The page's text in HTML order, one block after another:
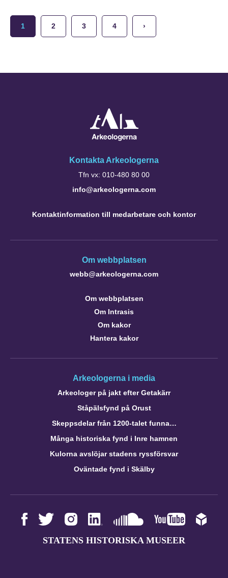
1 2 3 4 ›
Kontakta Arkeologerna
Tfn vx: 010-480 80 00
info@arkeologerna.com
Kontaktinformation till medarbetare och kontor
Om webbplatsen
webb@arkeologerna.com
Om webbplatsen
Om Intrasis
Om kakor
Hantera kakor
Arkeologerna i media
Arkeologer på jakt efter Getakärr
Ståpälsfynd på Orust
Skeppsdelar från 1200-talet funna…
Många historiska fynd i Inre hamnen
Kulorna avslöjar stadens ryssförsvar
Oväntade fynd i Skälby
STATENS HISTORISKA MUSEER